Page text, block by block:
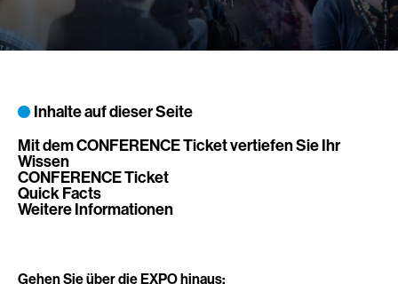
Inhalte auf dieser Seite
Mit dem CONFERENCE Ticket vertiefen Sie Ihr
Wissen
CONFERENCE Ticket
Quick Facts
Weitere Informationen
Gehen Sie über die EXPO hinaus: